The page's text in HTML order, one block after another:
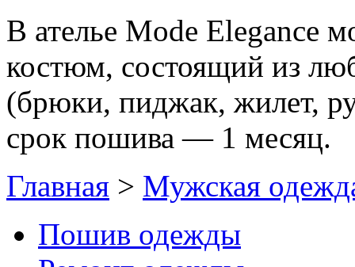
В ателье Mode Elegance
костюм, состоящий из
(брюки, пиджак, жилет,
срок пошива — 1 месяц.
Главная > Мужская
Пошив одежды